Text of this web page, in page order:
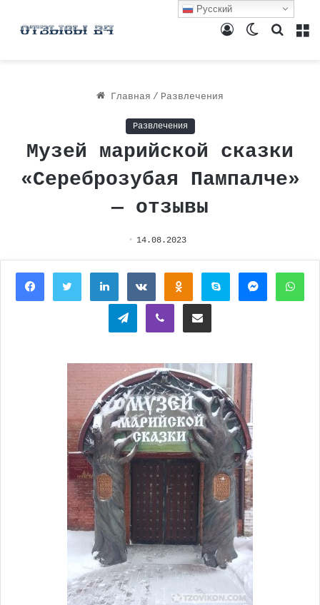
Поиск
Switch
Войти
Главная / Развлечения
Развлечения
Музей марийской сказки
«Сереброзубая Пампалче»
— отзывы
14.08.2023
FacebookTwitterLinkedInВконтактеОдноклассники
Skype Messenger
TelegramViber Поделиться через электронную почту
Русский